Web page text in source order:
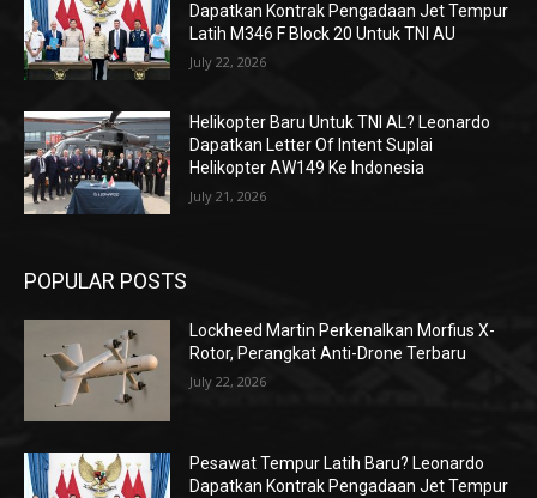
Dapatkan Kontrak Pengadaan Jet Tempur
Latih M346 F Block 20 Untuk TNI AU
July 22, 2026
Helikopter Baru Untuk TNI AL? Leonardo
Dapatkan Letter Of Intent Suplai
Helikopter AW149 Ke Indonesia
July 21, 2026
POPULAR POSTS
Lockheed Martin Perkenalkan Morfius X-
Rotor, Perangkat Anti-Drone Terbaru
July 22, 2026
Pesawat Tempur Latih Baru? Leonardo
Dapatkan Kontrak Pengadaan Jet Tempur